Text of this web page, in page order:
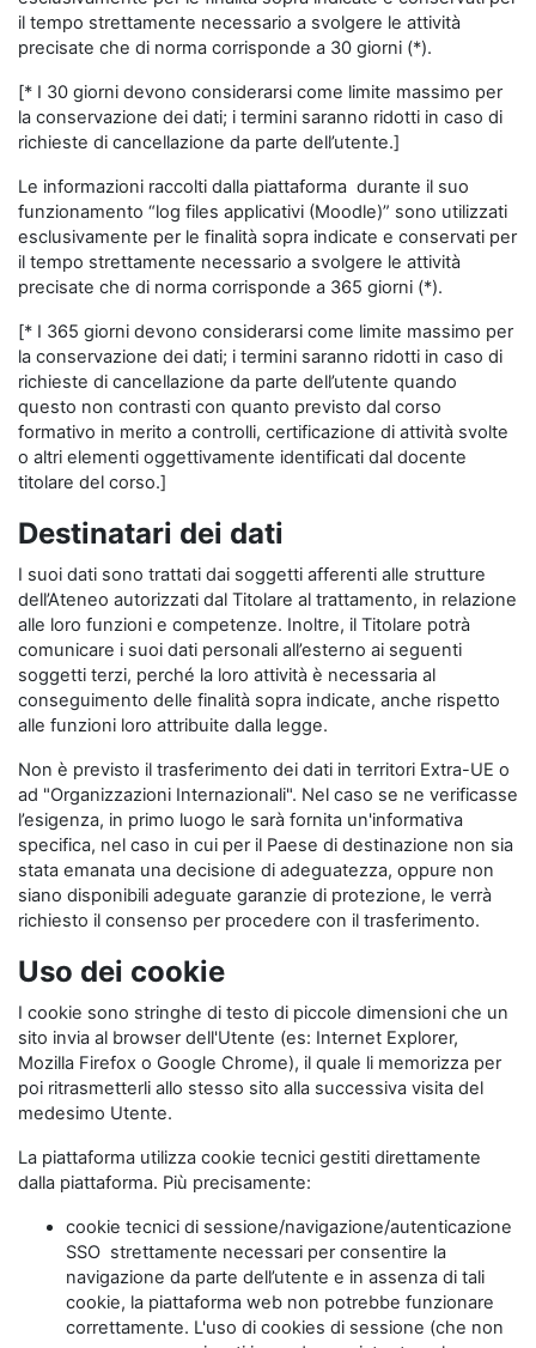
il tempo strettamente necessario a svolgere le attività
precisate che di norma corrisponde a 30 giorni (*).
[* I 30 giorni devono considerarsi come limite massimo per
la conservazione dei dati; i termini saranno ridotti in caso di
richieste di cancellazione da parte dell’utente.]
Le informazioni raccolti dalla piattaforma durante il suo
funzionamento “log files applicativi (Moodle)” sono utilizzati
esclusivamente per le finalità sopra indicate e conservati per
il tempo strettamente necessario a svolgere le attività
precisate che di norma corrisponde a 365 giorni (*).
[* I 365 giorni devono considerarsi come limite massimo per
la conservazione dei dati; i termini saranno ridotti in caso di
richieste di cancellazione da parte dell’utente quando
questo non contrasti con quanto previsto dal corso
formativo in merito a controlli, certificazione di attività svolte
o altri elementi oggettivamente identificati dal docente
titolare del corso.]
Destinatari dei dati
I suoi dati sono trattati dai soggetti afferenti alle strutture
dell’Ateneo autorizzati dal Titolare al trattamento, in relazione
alle loro funzioni e competenze. Inoltre, il Titolare potrà
comunicare i suoi dati personali all’esterno ai seguenti
soggetti terzi, perché la loro attività è necessaria al
conseguimento delle finalità sopra indicate, anche rispetto
alle funzioni loro attribuite dalla legge.
Non è previsto il trasferimento dei dati in territori Extra-UE o
ad "Organizzazioni Internazionali". Nel caso se ne verificasse
l’esigenza, in primo luogo le sarà fornita un'informativa
specifica, nel caso in cui per il Paese di destinazione non sia
stata emanata una decisione di adeguatezza, oppure non
siano disponibili adeguate garanzie di protezione, le verrà
richiesto il consenso per procedere con il trasferimento.
Uso dei cookie
I cookie sono stringhe di testo di piccole dimensioni che un
sito invia al browser dell'Utente (es: Internet Explorer,
Mozilla Firefox o Google Chrome), il quale li memorizza per
poi ritrasmetterli allo stesso sito alla successiva visita del
medesimo Utente.
La piattaforma utilizza cookie tecnici gestiti direttamente
dalla piattaforma. Più precisamente:
cookie tecnici di sessione/navigazione/autenticazione
SSO strettamente necessari per consentire la
navigazione da parte dell’utente e in assenza di tali
cookie, la piattaforma web non potrebbe funzionare
correttamente. L'uso di cookies di sessione (che non